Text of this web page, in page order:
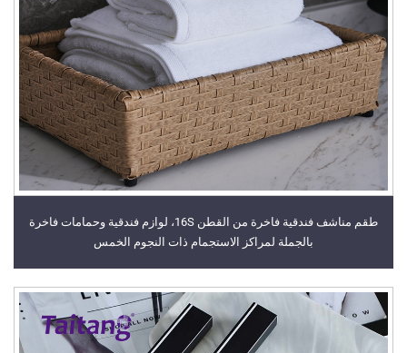
طقم مناشف فندقية فاخرة من القطن 16S، لوازم فندقية وحمامات فاخرة
بالجملة لمراكز الاستجمام ذات النجوم الخمس